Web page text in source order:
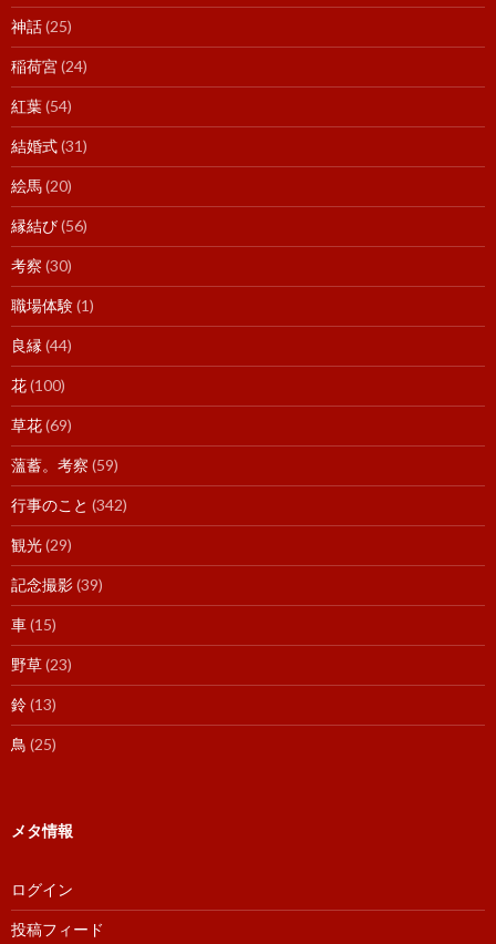
神話(25)
稲荷宮(24)
紅葉(54)
結婚式(31)
絵馬(20)
縁結び(56)
考察 (30)
職場体験(1)
良縁 (44)
花(100)
草花(69)
薀蓄。考察 (59)
行事のこと (342)
観光(29)
記念撮影(39)
車(15)
野草(23)
鈴(13)
鳥 (25)
メタ情報
ログイン
投稿フィード